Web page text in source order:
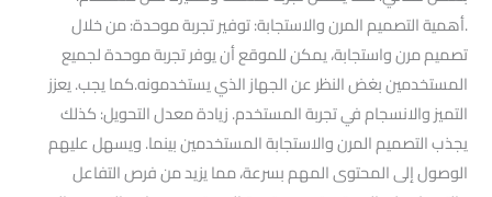
.أهمية التصميم المرن والاستجابة: توفير تجربة موحدة: من خلال
تصميم مرن واستجابة، يمكن للموقع أن يوفر تجربة موحدة لجميع
المستخدمين بغض النظر عن الجهاز الذي يستخدمونه.كما يجب. يعزز
التميز والانسجام في تجربة المستخدم. زيادة معدل التحويل: كذلك
يجذب التصميم المرن والاستجابة المستخدمين بينما. ويسهل عليهم
الوصول إلى المحتوى المهم بسرعة، مما يزيد من فرص التفاعل